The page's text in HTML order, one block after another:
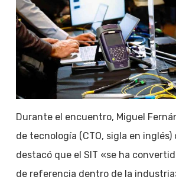
Durante el encuentro, Miguel
de tecnología (CTO, sigla en inglés)
destacó que el SIT «se ha
de referencia dentro de la